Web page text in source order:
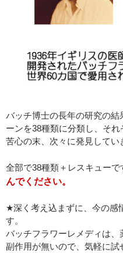
バッチ博士の長年の研究の
ーンを38種類に分類し、そ
苦心の末、次々に発見してい
全部で38種類＋レスキューで
んでください。
★深く考え込まずに、今の感
す。
バッチフラワーレメディは、
副作用が無いので、気軽に